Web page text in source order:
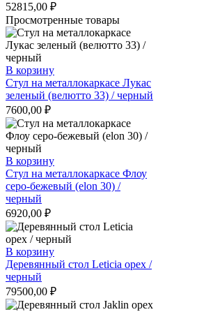
52815,00 ₽
Просмотренные товары
В корзину
Стул на металлокаркасе Лукас
зеленый (велютто 33) / черный
7600,00 ₽
В корзину
Стул на металлокаркасе Флоу
серо-бежевый (elon 30) /
черный
6920,00 ₽
В корзину
Деревянный стол Leticia орех /
черный
79500,00 ₽